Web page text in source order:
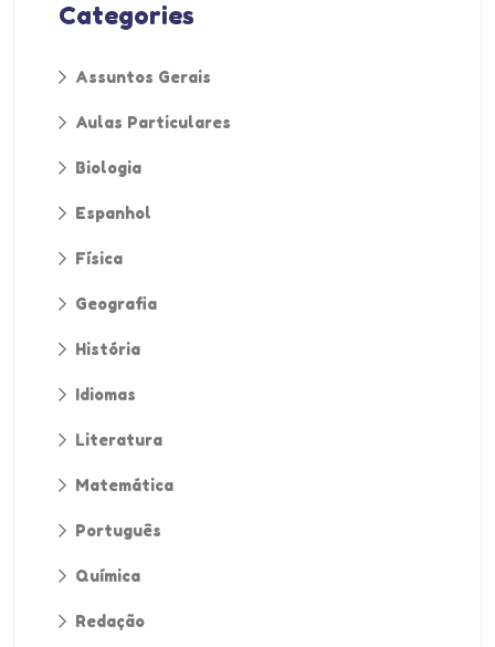
Categories
Assuntos Gerais
Aulas Particulares
Biologia
Espanhol
Física
Geografia
História
Idiomas
Literatura
Matemática
Português
Química
Redação